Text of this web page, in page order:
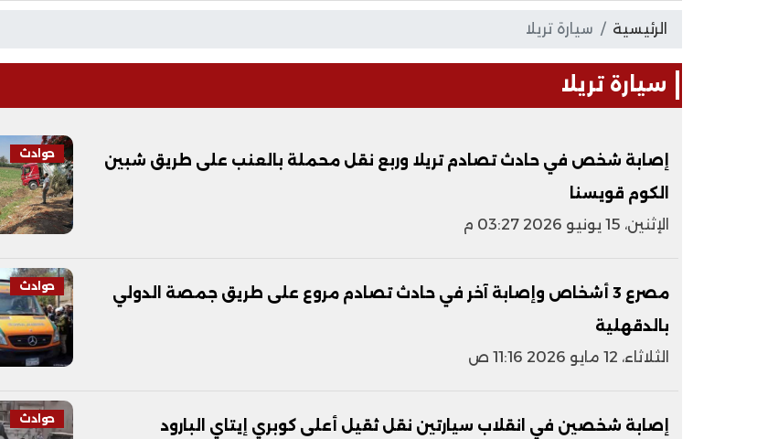
الرئيسية سيارة تريلا
سيارة تريلا
حوادث
إصابة شخص في حادث تصادم تريلا وربع نقل محملة بالعنب على طريق شبين
الكوم قويسنا
الإثنين، 15 يونيو 2026 03:27 م
حوادث
مصرع 3 أشخاص وإصابة آخر في حادث تصادم مروع على طريق جمصة الدولي
بالدقهلية
الثلاثاء، 12 مايو 2026 11:16 ص
حوادث
إصابة شخصين في انقلاب سيارتين نقل ثقيل أعلى كوبري إيتاي البارود